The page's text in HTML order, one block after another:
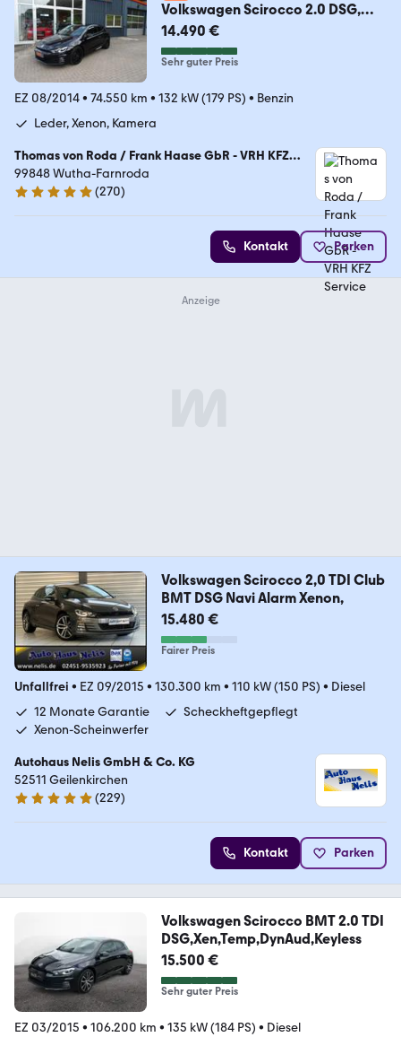
Volkswagen Scirocco 2.0 DSG,
Xenon, Navi, Kamera, Leder *37
14.490 €
Sehr guter Preis
EZ 08/2014• 74.550 km • 132 kW (179 PS) • Benzin
Leder, Xenon, Kamera
Thomas von Roda / Frank Haase GbR - VRH KFZ
Service
99848 Wutha-Farnroda
5 Sterne
(270)
Kontakt Parken
Volkswagen Scirocco 2,0 TDI Club
BMT DSG Navi Alarm Xenon,
15.480 €
Fairer Preis
Unfallfrei • EZ 09/2015 • 130.300 km • 110 kW (150 PS) • Diesel
12 Monate Garantie
Scheckheftgepflegt
Xenon-Scheinwerfer
Autohaus Nelis GmbH & Co. KG
52511 Geilenkirchen
4.9 Sterne
(229)
Kontakt Parken
Volkswagen Scirocco BMT 2.0 TDI
DSG,Xen,Temp,DynAud,Keyless
15.500 €
Sehr guter Preis
EZ 03/2015 • 106.200 km • 135 kW (184 PS) • Diesel